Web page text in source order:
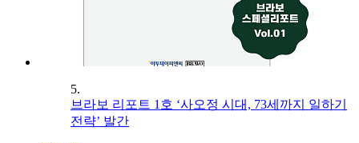
5.
브라보 리포트 1호 ‘사오정 시대, 73세까지 일하기
전략’ 발간